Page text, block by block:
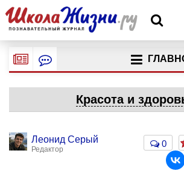
Красота и
Леонид Серый
Редактор
0